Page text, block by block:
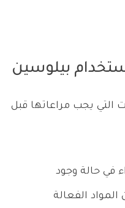
بيلوسين
التي يجب مراعاتها قبل
في حالة وجود
الفعالة